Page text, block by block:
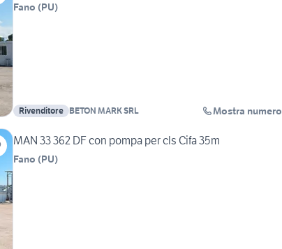
Fano (PU)
Rivenditore BETON MARK SRL Mostra numero
MAN 33 362 DF con pompa per cls Cifa 35m
Fano (PU)